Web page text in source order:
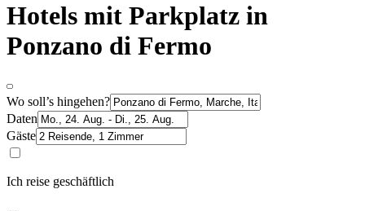
Hotels mit Parkplatz in
Ponzano di Fermo
Wo soll’s hingehen?
Daten
Gäste
Ich reise geschäftlich